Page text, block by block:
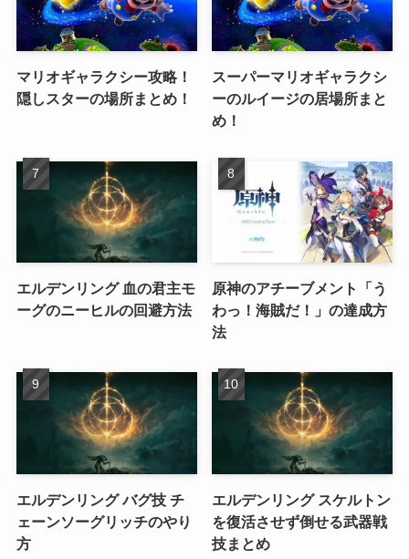
マリオギャラクシー攻略！
隠しスターの場所まとめ！
スーパーマリオギャラクシ
ーのルイージの居場所まと
め！
エルデンリング 血の君主モ
ーグのニーヒルの回避方法
原神のアチーブメント「う
わっ！海賊だ！」の達成方
法
エルデンリング バグ技 チ
ェーンソーグリッチのやり
方
エルデンリング スケルトン
を復活させず倒せる武器戦
技まとめ